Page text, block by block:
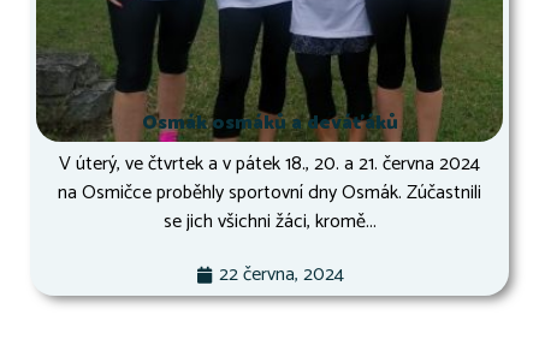
Osmák osmáků a deváťáků
V úterý, ve čtvrtek a v pátek 18., 20. a 21. června 2024
na Osmičce proběhly sportovní dny Osmák. Zúčastnili
se jich všichni žáci, kromě...
22 června, 2024